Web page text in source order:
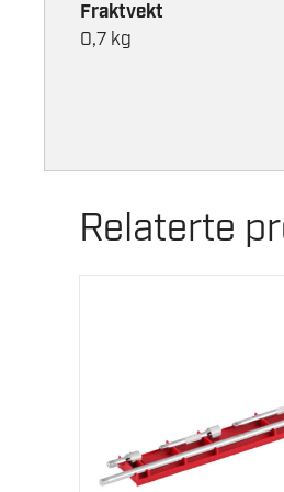
Fraktvekt
0,7 kg
Relaterte